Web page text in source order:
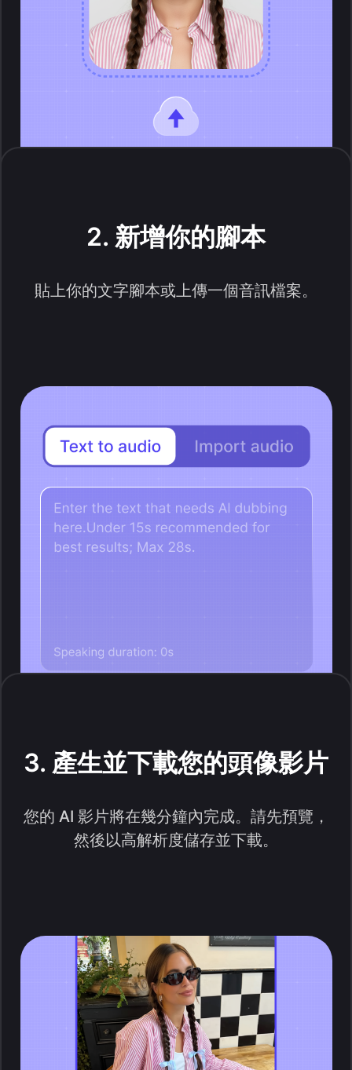
2. 新增你的腳本
貼上你的文字腳本或上傳一個音訊檔案。
3. 產生並下載您的頭像影片
您的 AI 影片將在幾分鐘內完成。請先預覽，
然後以高解析度儲存並下載。